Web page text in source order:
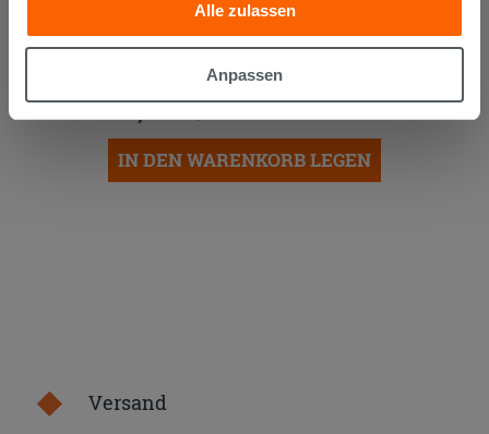
die sie aufgrund Ihrer Verwendung ihrer Dienste
gesammelt haben, kombinieren. Falls Sie mehr wissen
möchten oder Ihre Zustimmung zu allen oder einigen
Zustimmung kann durch Klicken auf die Schaltfläche
„Cookies akzeptieren“ gegeben werden. Wenn Sie auf
die Schaltfläche "X" klicken, können Sie das Surfen erst
Alle zulassen
Anpassen
Paar Füße für AVIVO-
Badezimmermöbel H13,5 cm, matt
60,00 € /STK.
IN DEN WARENKORB LEGEN
Versand